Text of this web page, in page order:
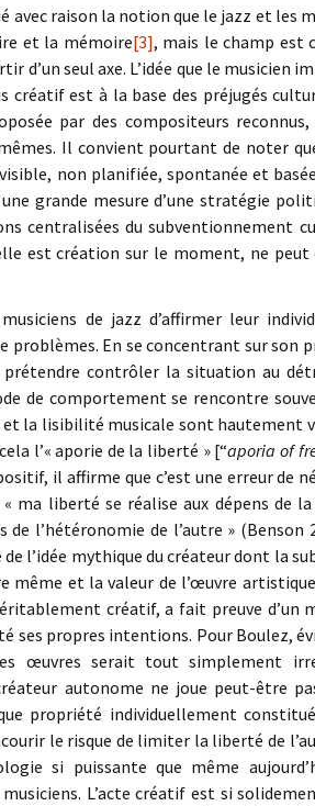
avec raison la notion que le jazz et les
et la mémoire[3], mais le champ est
d’un seul axe. L’idée que le musicien
créatif est à la base des préjugés
par des compositeurs
Il convient pourtant de noter
non planifiée, spontanée et
grande mesure d’une stratégie
centralisées du subventionnement
est création sur le moment, ne
musiciens de jazz d’affirmer leur
problèmes. En se concentrant sur
contrôler la situation au
de comportement se rencontre
et la lisibilité musicale sont hautement
l’« aporie de la liberté » [“aporia of
il affirme que c’est une erreur de
« ma liberté se réalise aux dépens
de l’hétéronomie de l’autre »
l’idée mythique du créateur dont la
même et la valeur de l’œuvre
créatif, a fait preuve d’un
ses propres intentions. Pour Boulez,
œuvres serait tout simplement
autonome ne joue peut-être
propriété individuellement
le risque de limiter la liberté de
si puissante que même
L’acte créatif est si